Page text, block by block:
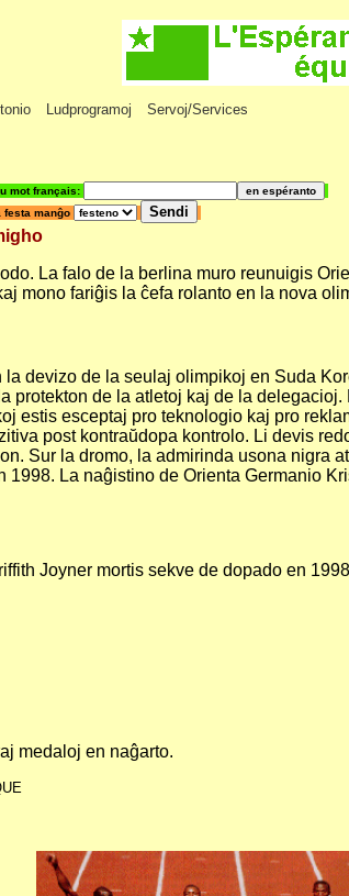
Ludprogramoj
Servoj/Services
mot français:
festa manĝo
La falo de la berlina muro reunuigis
mono fariĝis la ĉefa rolanto en la nova
la devizo de la seulaj olimpikoj en Suda
protekton de la atletoj kaj de la
estis esceptaj pro teknologio kaj pro
post kontraŭdopa kontrolo. Li devis
Sur la dromo, la admirinda usona nigra
1998. La naĝistino de Orienta Germanio
Joyner mortis sekve de dopado en
medaloj en naĝarto.